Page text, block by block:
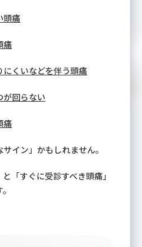
頭痛
痛
にくいなどを伴う頭痛
が回らない
痛
イン」かもしれません。
「すぐに受診すべき頭痛」